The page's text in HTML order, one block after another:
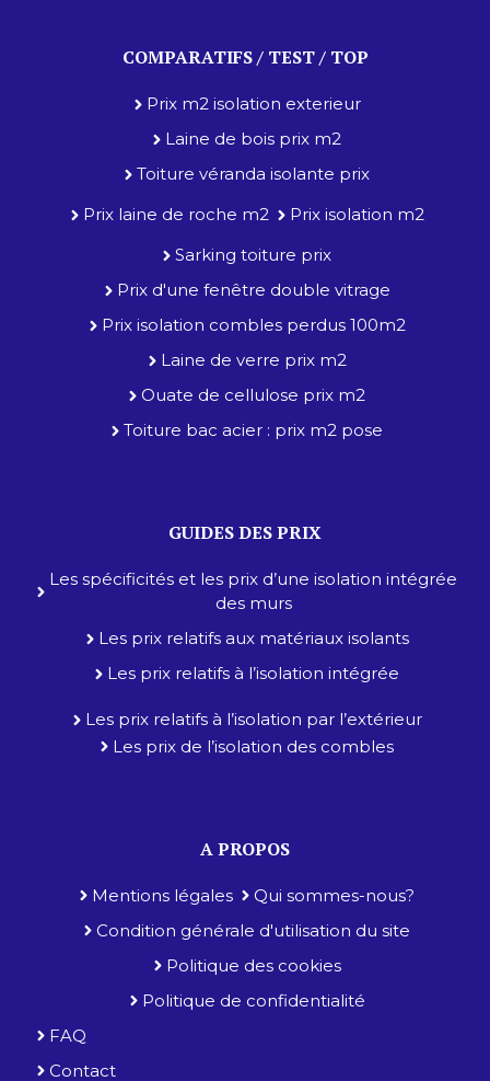
COMPARATIFS / TEST / TOP
Prix m2 isolation exterieur
Laine de bois prix m2
Toiture véranda isolante prix
Prix laine de roche m2
Prix isolation m2
Sarking toiture prix
Prix d'une fenêtre double vitrage
Prix isolation combles perdus 100m2
Laine de verre prix m2
Ouate de cellulose prix m2
Toiture bac acier : prix m2 pose
GUIDES DES PRIX
Les spécificités et les prix d’une isolation intégrée
des murs
Les prix relatifs aux matériaux isolants
Les prix relatifs à l’isolation intégrée
Les prix relatifs à l’isolation par l’extérieur
Les prix de l’isolation des combles
A PROPOS
Mentions légales
Qui sommes-nous?
Condition générale d'utilisation du site
Politique des cookies
Politique de confidentialité
FAQ
Contact